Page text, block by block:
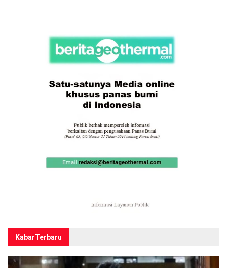
KabarTerbaru